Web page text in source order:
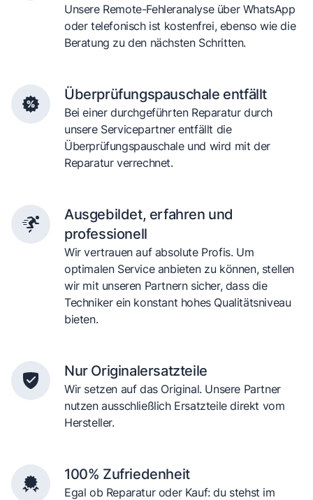
Unsere Remote-Fehleranalyse über WhatsApp
oder telefonisch ist kostenfrei, ebenso wie die
Beratung zu den nächsten Schritten.
Überprüfungspauschale entfällt
Bei einer durchgeführten Reparatur durch
unsere Servicepartner entfällt die
Überprüfungspauschale und wird mit der
Reparatur verrechnet.
Ausgebildet, erfahren und
professionell
Wir vertrauen auf absolute Profis. Um
optimalen Service anbieten zu können, stellen
wir mit unseren Partnern sicher, dass die
Techniker ein konstant hohes Qualitätsniveau
bieten.
Nur Originalersatzteile
Wir setzen auf das Original. Unsere Partner
nutzen ausschließlich Ersatzteile direkt vom
Hersteller.
100% Zufriedenheit
Egal ob Reparatur oder Kauf: du stehst im